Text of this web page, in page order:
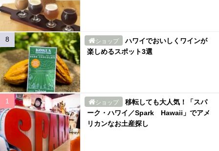
ショップ
ハワイでおいしくワインが
楽しめるスポット3選
ショップ
移転しても大人気！「スパ
ーク・ハワイ／Spark Hawaii」でアメ
リカンなお土産探し